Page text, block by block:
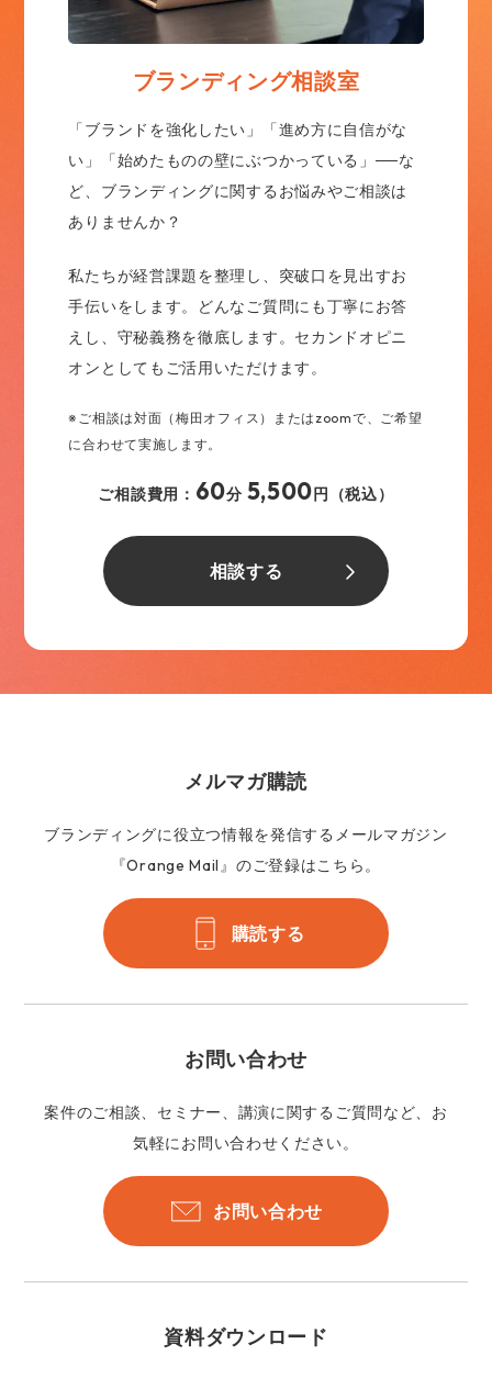
ブランディング相談室
「ブランドを強化したい」「進め方に自信がな
い」「始めたものの壁にぶつかっている」──な
ど、ブランディングに関するお悩みやご相談は
ありませんか？
私たちが経営課題を整理し、突破口を見出すお
手伝いをします。どんなご質問にも丁寧にお答
えし、守秘義務を徹底します。セカンドオピニ
オンとしてもご活用いただけます。
※ご相談は対面（梅田オフィス）またはzoomで、ご希望
に合わせて実施します。
ご相談費用： 60分 5,500円（税込）
相談する
メルマガ購読
ブランディングに役立つ情報を発信するメールマガジン
『Orange Mail』のご登録はこちら。
購読する
お問い合わせ
案件のご相談、セミナー、講演に関するご質問など、お
気軽にお問い合わせください。
お問い合わせ
資料ダウンロード